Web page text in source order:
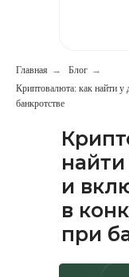
Главная → Блог →
Криптовалюта: как найти
банкротстве
и
в
при
391-81-00
сообщение